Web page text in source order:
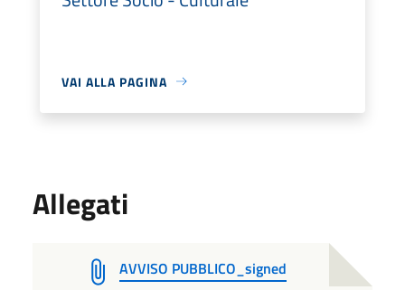
VAI ALLA PAGINA
Allegati
AVVISO PUBBLICO_signed